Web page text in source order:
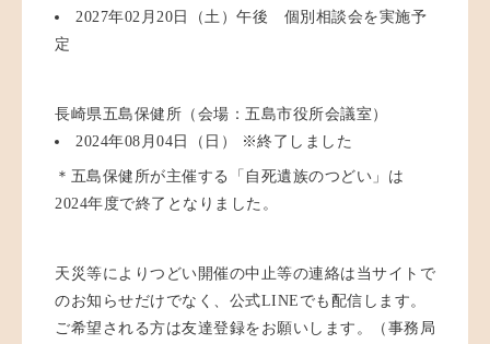
2027年02月20日（土）午後 個別相談会を実施予
定
長崎県五島保健所（会場：五島市役所会議室）
2024年08月04日（日） ※終了しました
＊五島保健所が主催する「自死遺族のつどい」は
2024年度で終了となりました。
天災等によりつどい開催の中止等の連絡は当サイトで
のお知らせだけでなく、公式LINEでも配信します。
ご希望される方は友達登録をお願いします。（事務局